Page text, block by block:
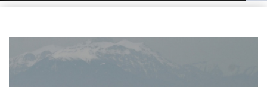
Hongrie : le "juge qui a dit non" à Orban choisi par le camp
Euro de natation: Léon Marchand forfait sur les 200 et 400 m
quatre nages